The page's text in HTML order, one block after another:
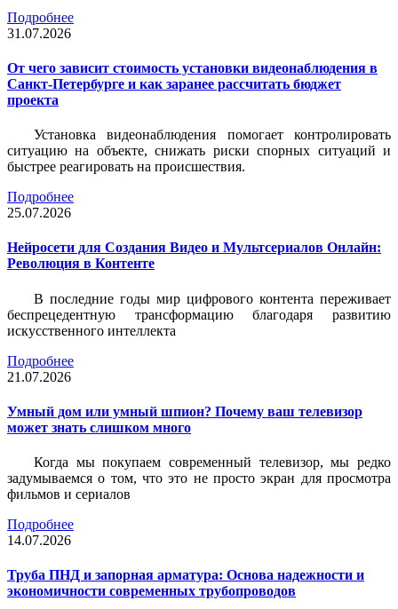
Подробнее
31.07.2026
От чего зависит стоимость установки видеонаблюдения в
Санкт-Петербурге и как заранее рассчитать бюджет
проекта
Установка видеонаблюдения помогает контролировать
ситуацию на объекте, снижать риски спорных ситуаций и
быстрее реагировать на происшествия.
Подробнее
25.07.2026
Нейросети для Создания Видео и Мультсериалов Онлайн:
Революция в Контенте
В последние годы мир цифрового контента переживает
беспрецедентную трансформацию благодаря развитию
искусственного интеллекта
Подробнее
21.07.2026
Умный дом или умный шпион? Почему ваш телевизор
может знать слишком много
Когда мы покупаем современный телевизор, мы редко
задумываемся о том, что это не просто экран для просмотра
фильмов и сериалов
Подробнее
14.07.2026
Труба ПНД и запорная арматура: Основа надежности и
экономичности современных трубопроводов